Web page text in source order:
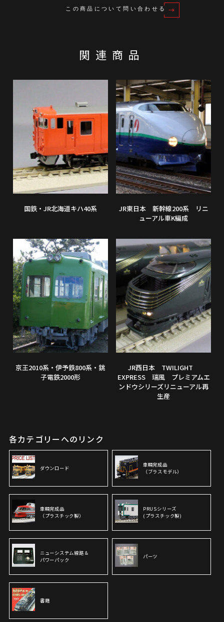
この商品について問い合わせる
各カテゴリーへのリンク
ダウンロード
車輌完成品
（ブラスモデル）
車輌完成品
（プラスチック製）
PRUSシリーズ
(プラスチック製)
ニューシステム線路＆
パワーパック
パーツ
書籍
関連商品
国鉄・JR北海道キハ40系
JR東日本 新幹線200系 リニ
ューアル車K編成
京王2010系・伊予鉄800系・銚
子電鉄2000形
JR西日本 TWILIGHT
EXPRESS 瑞風 プレミアムエ
ンドウシリーズリニューアル再
生産